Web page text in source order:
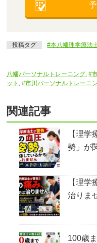
投稿タグ #本八幡理学療法
八幡パーソナルトレーニング,#
ット ,#市川パーソナルトレーニ
関連記事
【理
勢」が
【理
治りま
100歳